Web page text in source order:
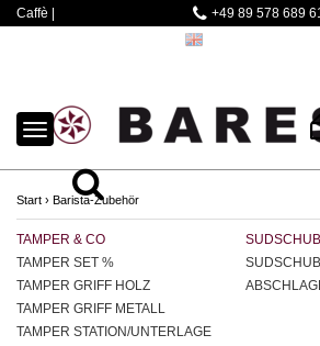
Caffè |
+49 89 578 689
TOGGLE
NAVIGATION
Start › Barista-Zubehör
TAMPER & CO
TAMPER SET %
TAMPER GRIFF HOLZ
TAMPER GRIFF METALL
TAMPER STATION/UNTERLAGE